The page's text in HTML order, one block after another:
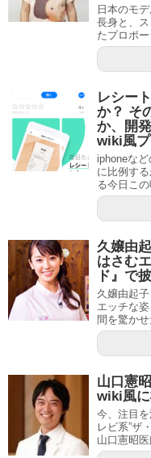
日本のモ
長身と、
たプロポ
レシー
か？ そ
か、開
wiki風プ
iphoneな
に比例す
る今日こ
久嬢由
はさむ
ド』で
久嬢由起
エッチな
間を驚か
山口憲
wiki風に
今、注目
レビ系”ザ
山口憲昭